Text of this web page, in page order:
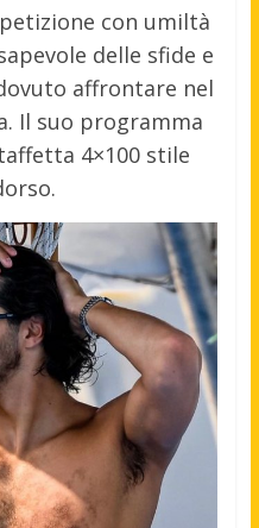
con umiltà
delle sfide e
affrontare nel
Il suo programma
4×100 stile